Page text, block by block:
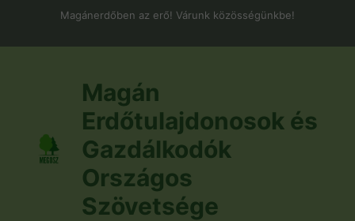
Magánerdőben az erő! Várunk közösségünkbe!
Magán
Erdőtulajdonosok és
Gazdálkodók
Országos
Szövetsége